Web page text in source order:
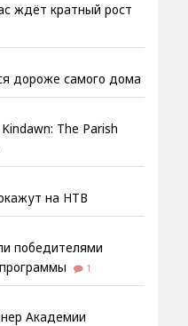
ждёт кратный рост
дороже самого дома
The Parish
на НТВ
победителями
1
Академии